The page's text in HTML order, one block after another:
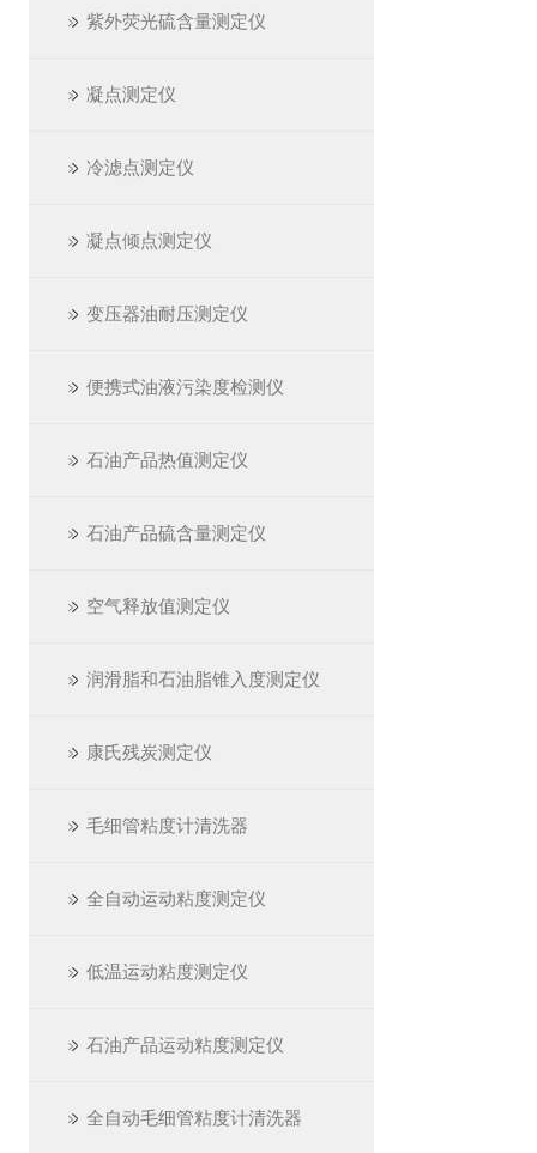
紫外荧光硫含量测定仪
凝点测定仪
冷滤点测定仪
凝点倾点测定仪
变压器油耐压测定仪
便携式油液污染度检测仪
石油产品热值测定仪
石油产品硫含量测定仪
空气释放值测定仪
润滑脂和石油脂锥入度测定仪
康氏残炭测定仪
毛细管粘度计清洗器
全自动运动粘度测定仪
低温运动粘度测定仪
石油产品运动粘度测定仪
全自动毛细管粘度计清洗器